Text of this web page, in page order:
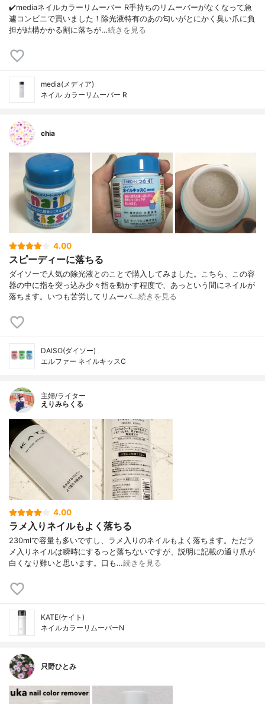
✔️mediaネイルカラーリムーバー R手持ちのリムーバーがなくなって急
遽コンビニで買いました！除光液特有のあの匂いがとにかく臭い爪に負
担が結構かかる割に落ちが…続きを見る
media(メディア)
ネイル カラーリムーバー R
chia
4.00
スピーディーに落ちる
ダイソーで人気の除光液とのことで購入してみました。こちら、この容
器の中に指を突っ込み少々指を動かす程度で、あっという間にネイルが
落ちます。いつも苦労してリムーバ…続きを見る
DAISO(ダイソー)
エルファー ネイルキッスC
主婦/ライター
えりみらくる
4.00
ラメ入りネイルもよく落ちる
230mlで容量も多いですし、ラメ入りのネイルもよく落ちます。ただラ
メ入りネイルは瞬時にするっと落ちないですが、説明に記載の通り爪が
白くなり難いと思います。口も…続きを見る
KATE(ケイト)
ネイルカラーリムーバーN
只野ひとみ